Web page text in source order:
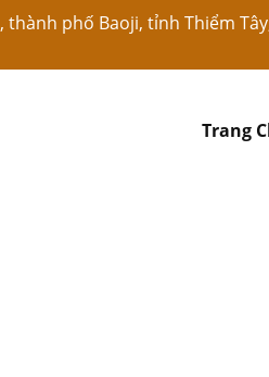
phố Baoji, tỉnh Thiểm
Trang